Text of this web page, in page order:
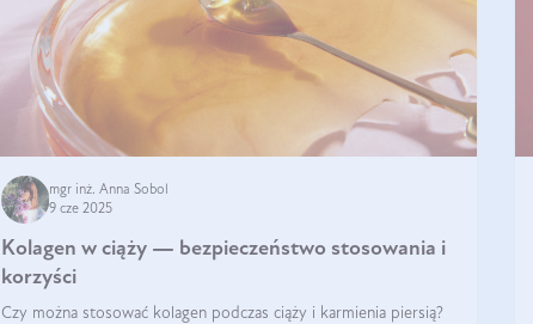
mgr inż. Anna Sobol
9 cze 2025
Kolagen w ciąży — bezpieczeństwo stosowania i
korzyści
Czy można stosować kolagen podczas ciąży i karmienia piersią?